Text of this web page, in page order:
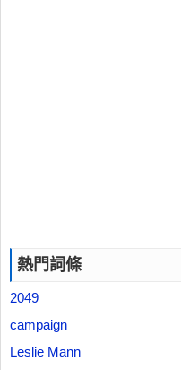
熱門詞條
2049
campaign
Leslie Mann